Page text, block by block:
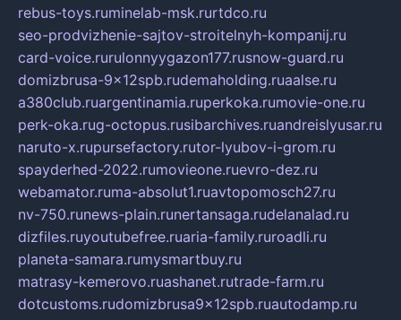
rebus-toys.ruminelab-msk.rurtdco.ru
seo-prodvizhenie-sajtov-stroitelnyh-kompanij.ru
card-voice.rurulonnyygazon177.rusnow-guard.ru
domizbrusa-9x12spb.rudemaholding.ruaalse.ru
a380club.ruargentinamia.ruperkoka.rumovie-one.ru
perk-oka.rug-octopus.rusibarchives.ruandreislyusar.ru
naruto-x.rupursefactory.rutor-lyubov-i-grom.ru
spayderhed-2022.rumovieone.ruevro-dez.ru
webamator.ruma-absolut1.ruavtopomosch27.ru
nv-750.runews-plain.runertansaga.rudelanalad.ru
dizfiles.ruyoutubefree.ruaria-family.ruroadli.ru
planeta-samara.rumysmartbuy.ru
matrasy-kemerovo.ruashanet.rutrade-farm.ru
dotcustoms.rudomizbrusa9x12spb.ruautodamp.ru